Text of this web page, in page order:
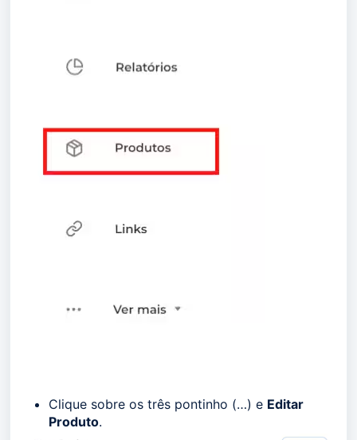
Clique sobre os três pontinho (…) e Editar
Produto.